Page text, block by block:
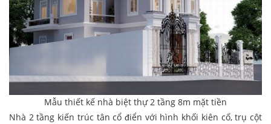
Mẫu thiết kế nhà biệt thự 2 tầng 8m mặt tiền
Nhà 2 tầng kiến trúc tân cổ điển với hình khối kiên cố, trụ cột